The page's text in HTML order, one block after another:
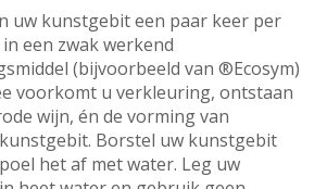
uw kunstgebit een paar keer per
een zwak werkend
(bijvoorbeeld van ®Ecosym)
voorkomt u verkleuring, ontstaan
wijn, én de vorming van
Borstel uw kunstgebit
het af met water. Leg uw